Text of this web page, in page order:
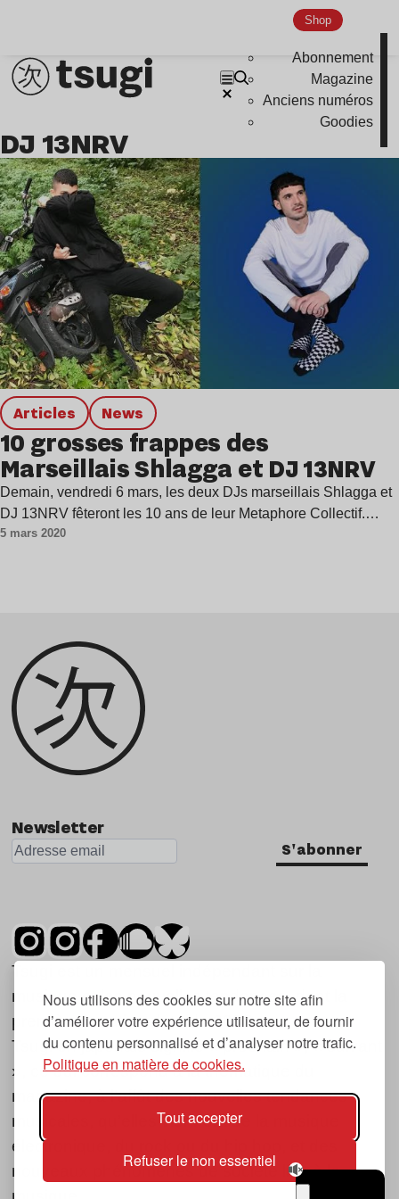
Nous utilisons des cookies sur notre site afin
d’améliorer votre expérience utilisateur, de fournir
du contenu personnalisé et d’analyser notre trafic.
Politique en matière de cookies.
Tout accepter
Refuser le non essentiel
Shop
Abonnement
Magazine
Anciens numéros
Goodies
Indie
DJ 13NRV
Articles news
10 grosses frappes des
Marseillais Shlagga et DJ 13NRV
Demain, vendredi 6 mars, les deux DJs marseillais Shlagga et
DJ 13NRV fêteront les 10 ans de leur Metaphore Collectif.…
5 mars 2020
Newsletter
S'abonner
Tsugi est un mensuel indépendant sur la
musique et les nouvelles tendances, dont la
première parution date de 2007.
Tsugi en japonais signifie « prochain », « suivant
», ce qui correspond à la thématique du
magazine, à l’affût des nouvelles tendances
musicales, qu’elles viennent de la musique
électronique, du rock ou du hip hop, et des
nouveaux phénomènes de société liés à la